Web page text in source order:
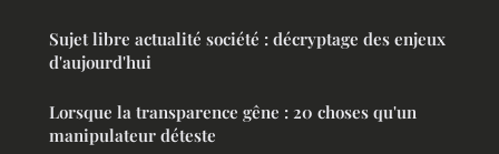
Sujet libre actualité société : décryptage des enjeux
d'aujourd'hui
Lorsque la transparence gêne : 20 choses qu'un
manipulateur déteste